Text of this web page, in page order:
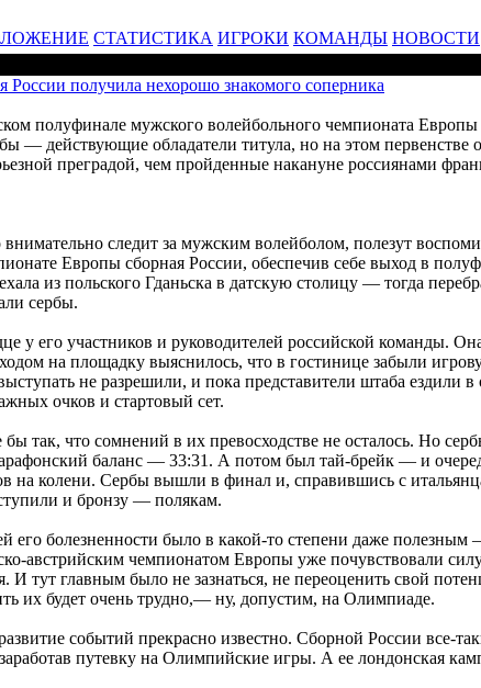
СТАТИСТИКА ИГРОКИ КОМАНДЫ НОВОСТИ
России получила нехорошо знакомого соперника
полуфинале мужского волейбольного чемпионата Европы
— действующие обладатели титула, но на этом первенстве
преградой, чем пройденные накануне россиянами
следит за мужским волейболом, полезут
Европы сборная России, обеспечив себе выход в
из польского Гданьска в датскую столицу — тогда
сербы.
у его участников и руководителей российской команды.
на площадку выяснилось, что в гостинице забыли
не разрешили, и пока представители штаба ездили в
очков и стартовый сет.
так, что сомнений в их превосходстве не осталось. Но
баланс — 33:31. А потом был тай-брейк — и
на колени. Сербы вышли в финал и, справившись с
и бронзу — полякам.
его болезненности было в какой-то степени даже
австрийским чемпионатом Европы уже почувствовали
тут главным было не зазнаться, не переоценить свой
их будет очень трудно,— ну, допустим, на Олимпиаде.
событий прекрасно известно. Сборной России все-
путевку на Олимпийские игры. А ее лондонская